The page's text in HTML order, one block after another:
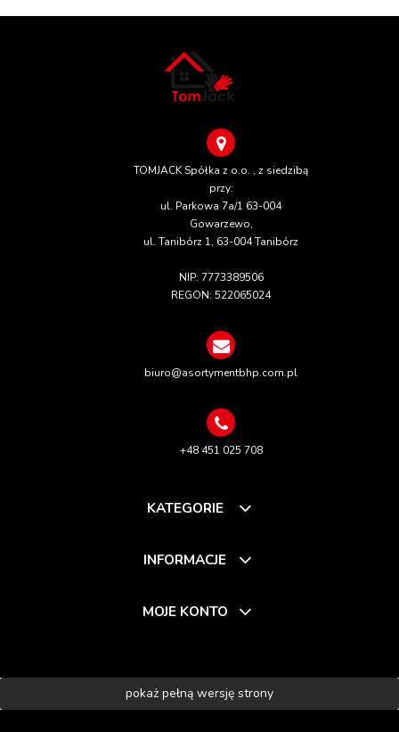
TOMJACK Spółka z o.o. , z siedzibą
przy:
ul. Parkowa 7a/1 63-004
Gowarzewo,
ul. Tanibórz 1, 63-004 Tanibórz
NIP: 7773389506
REGON: 522065024
biuro@asortymentbhp.com.pl
+48 451 025 708
KATEGORIE
INFORMACJE
MOJE KONTO
pokaż pełną wersję strony